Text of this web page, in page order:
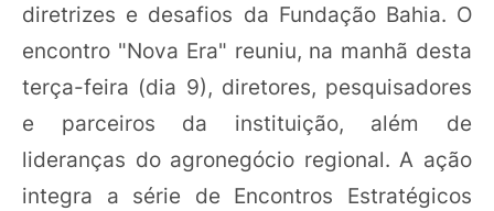
diretrizes e desafios da Fundação Bahia. O
encontro "Nova Era" reuniu, na manhã desta
terça-feira (dia 9), diretores, pesquisadores
e parceiros da instituição, além de
lideranças do agronegócio regional. A ação
integra a série de Encontros Estratégicos